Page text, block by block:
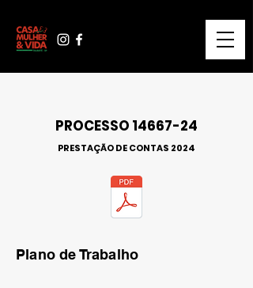
PROCESSO 14667-24
PRESTAÇÃO DE CONTAS 2024
Plano de Trabalho